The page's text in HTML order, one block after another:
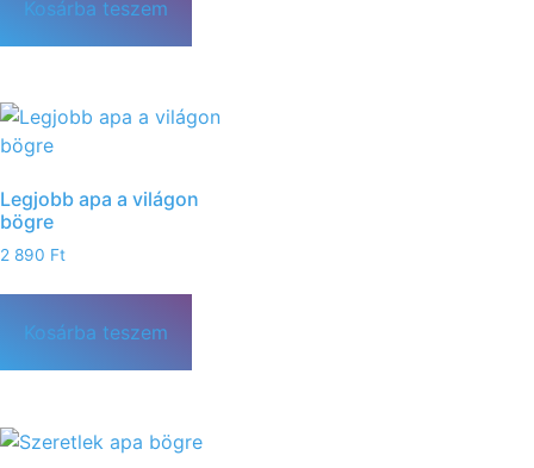
Kosárba teszem
Legjobb apa a világon
bögre
2 890 Ft
Kosárba teszem